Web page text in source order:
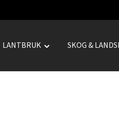
LANTBRUK
Toggle
SKOG &